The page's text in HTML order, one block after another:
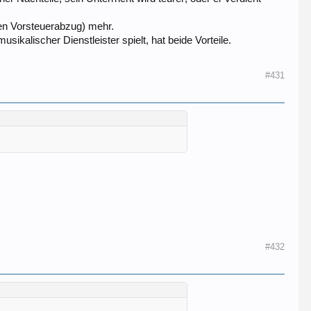
Vorsteuerabzug) mehr.
Dienstleister spielt, hat beide Vorteile.
#431
#432